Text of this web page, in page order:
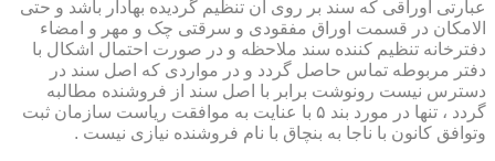
عبارتی اوراقی که سند بر روی آن تنظیم گردیده بهادار باشد و حتی
الامکان در قسمت اوراق مفقودی و سرقتی چک و مهر و امضاء
دفترخانه تنظیم کننده سند ملاحظه و در صورت احتمال اشکال با
دفتر مربوطه تماس حاصل گردد و در مواردی که اصل سند در
دسترس نیست رونوشت برابر با اصل سند از فروشنده مطالبه
گردد ، تنها در مورد بند ۵ با عنایت به موافقت ریاست سازمان ثبت
وتوافق کانون با ناجا به بنچاق با نام فروشنده نیازی نیست .